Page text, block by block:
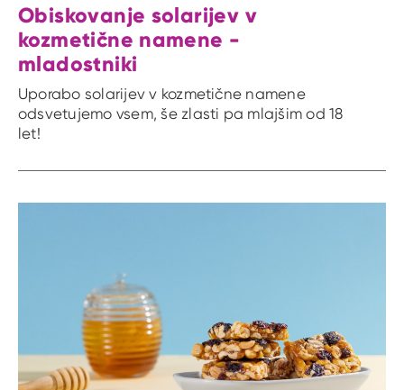
Obiskovanje solarijev v
kozmetične namene -
mladostniki
Uporabo solarijev v kozmetične namene
odsvetujemo vsem, še zlasti pa mlajšim od 18
let!